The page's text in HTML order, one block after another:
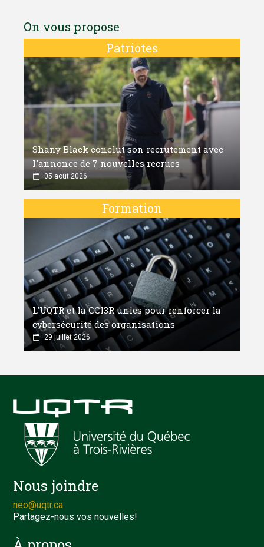
On vous propose
Patriotes
Shany Black conclut son recrutement avec
l'annonce de 7 nouvelles recrues
05 août 2026
Formation
L'UQTR et la CCI3R unies pour renforcer la
cybersécurité des organisations
29 juillet 2026
Nous joindre
neo@uqtr.ca
Partagez-nous vos nouvelles!